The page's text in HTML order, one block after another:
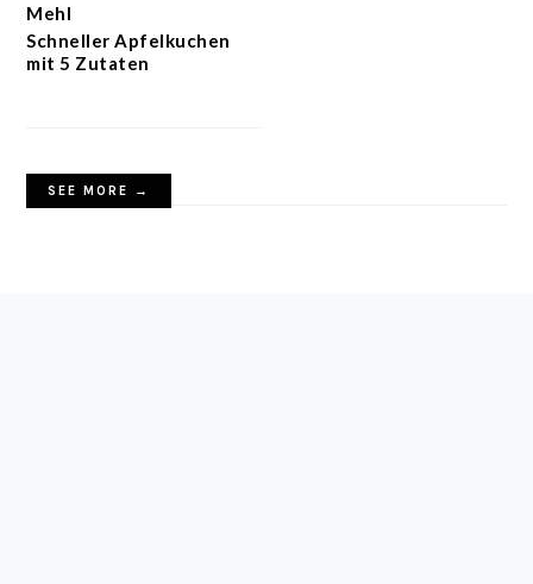
Schneller Apfelkuchen
mit 5 Zutaten
SEE MORE →